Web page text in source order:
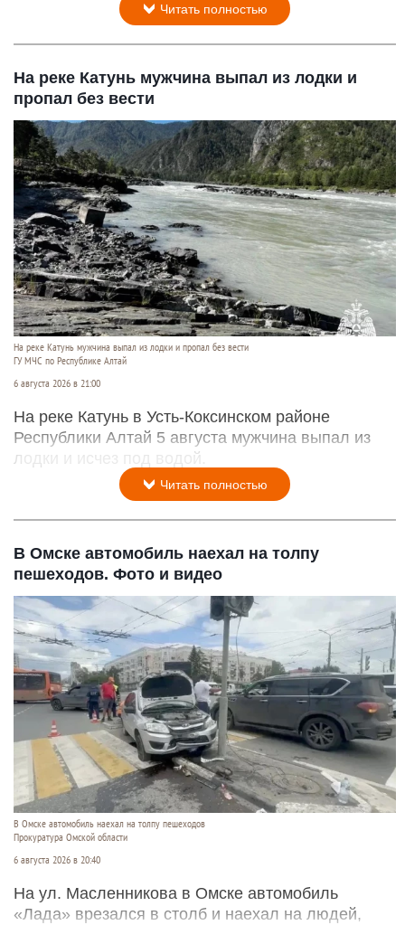
Читать полностью
На реке Катунь мужчина выпал из лодки и
пропал без вести
На реке Катунь мужчина выпал из лодки и пропал без вести
ГУ МЧС по Республике Алтай
6 августа 2026 в 21:00
На реке Катунь в Усть-Коксинском районе
Республики Алтай 5 августа мужчина выпал из
лодки и исчез под водой.
Читать полностью
В Омске автомобиль наехал на толпу
пешеходов. Фото и видео
В Омске автомобиль наехал на толпу пешеходов
Прокуратура Омской области
6 августа 2026 в 20:40
На ул. Масленникова в Омске автомобиль
«Лада» врезался в столб и наехал на людей,